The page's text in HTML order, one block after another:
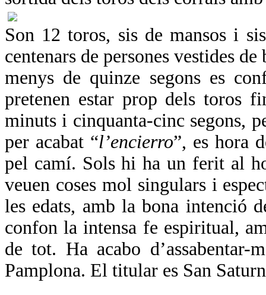
Son 12 toros, sis de mansos i
centenars de persones vestides
menys de quinze segons es
pretenen estar prop dels toros
minuts i cinquanta-cinc segons,
per acabat “l’encierro”, es hora
pel camí. Sols hi ha un ferit al
veuen coses mol singulars i
les edats, amb la bona intenció
confon la intensa fe espiritual,
de tot. Ha acabo d’assabentar-
Pamplona. El titular es San